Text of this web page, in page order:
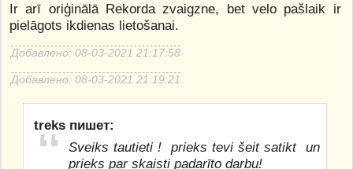
Ir arī oriģinālā Rekorda zvaigzne, bet velo pašlaik ir
pielāgots ikdienas lietošanai.
Добавлено: 08-03-2021 21:17:58
Добавлено: 08-03-2021 21:19:21
treks пишет:
Sveiks tautieti ! prieks tevi šeit satikt un
prieks par skaisti padarīto darbu!